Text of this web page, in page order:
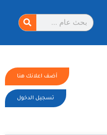
أضف اعلانك هنا
تسجيل الدخول